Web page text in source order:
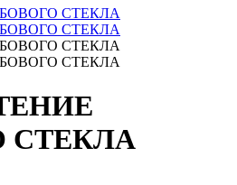
СТЕКЛА